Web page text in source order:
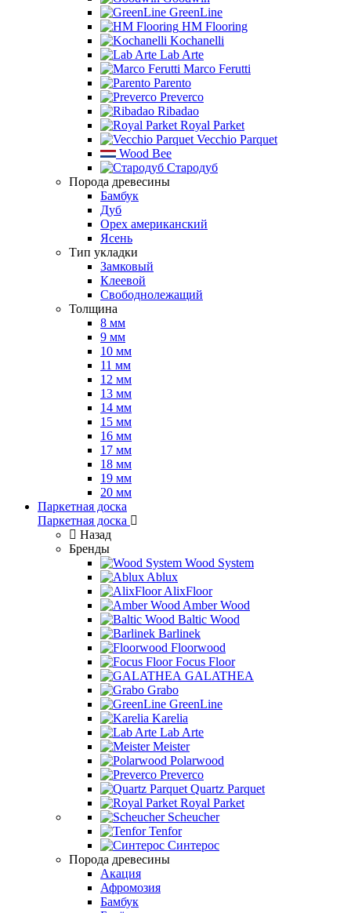
GreenLine
HM Flooring
Kochanelli
Lab Arte
Marco Ferutti
Parento
Preverco
Ribadao
Royal Parket
Vecchio Parquet
Wood Bee
Стародуб
Порода древесины
Бамбук
Дуб
Орех американский
Ясень
Тип укладки
Замковый
Клеевой
Свободнолежащий
Толщина
8 мм
9 мм
10 мм
11 мм
12 мм
13 мм
14 мм
15 мм
16 мм
17 мм
18 мм
19 мм
20 мм
Паркетная доска
Паркетная доска
Назад
Бренды
Wood System
Ablux
AlixFloor
Amber Wood
Baltic Wood
Barlinek
Floorwood
Focus Floor
GALATHEA
Grabo
GreenLine
Karelia
Lab Arte
Meister
Polarwood
Preverco
Quartz Parquet
Royal Parket
Scheucher
Tenfor
Синтерос
Порода древесины
Акация
Афромозия
Бамбук